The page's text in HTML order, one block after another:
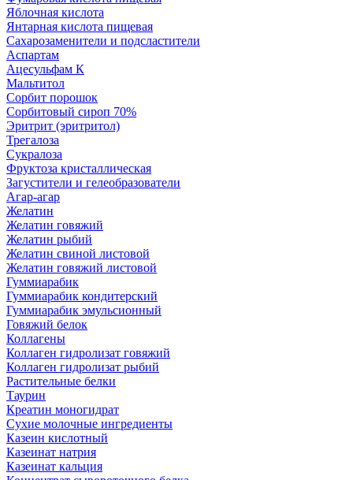
Яблочная кислота
Янтарная кислота пищевая
Сахарозаменители и подсластители
Аспартам
Ацесульфам К
Мальтитол
Сорбит порошок
Сорбитовый сироп 70%
Эритрит (эритритол)
Трегалоза
Сукралоза
Фруктоза кристаллическая
Загустители и гелеобразователи
Агар-агар
Желатин
Желатин говяжий
Желатин рыбий
Желатин свиной листовой
Желатин говяжий листовой
Гуммиарабик
Гуммиарабик кондитерский
Гуммиарабик эмульсионный
Говяжий белок
Коллагены
Коллаген гидролизат говяжий
Коллаген гидролизат рыбий
Растительные белки
Таурин
Креатин моногидрат
Сухие молочные ингредиенты
Казеин кислотный
Казеинат натрия
Казеинат кальция